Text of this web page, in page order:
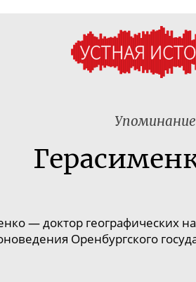
Упоминание
— доктор географических
Оренбургского